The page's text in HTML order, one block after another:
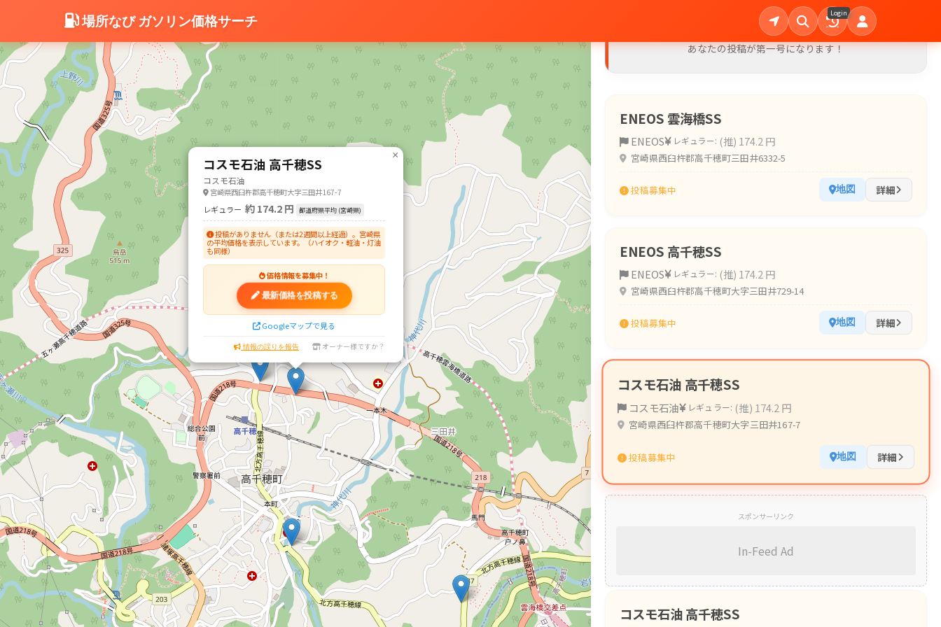
場所なび ガソリン価格サーチ Login
コスモ石油 高千穂SS
コスモ石油
宮崎県西臼杵郡高千穂町大字三田井167-7
レギュラー 約 174.2 円 都道府県平均 (宮崎県)
投稿がありません（または2週間以上経過）。宮崎県
の平均価格を表示しています。（ハイオク・軽油・灯油
も同様）
価格情報を募集中！
最新価格を投稿する
Googleマップで見る
情報の誤りを報告 オーナー様ですか？
×
確定した価格情報がまだありません。
周辺の統計データから推定価格を表示しています。
あなたの投稿が第一号になります！
ENEOS 雲海橋SS
ENEOS レギュラー: (推) 174.2 円
宮崎県西臼杵郡高千穂町三田井6332-5
投稿募集中 地図 詳細
ENEOS 高千穂SS
ENEOS レギュラー: (推) 174.2 円
宮崎県西臼杵郡高千穂町大字三田井729-14
投稿募集中 地図 詳細
コスモ石油 高千穂SS
コスモ石油 レギュラー: (推) 174.2 円
宮崎県西臼杵郡高千穂町大字三田井167-7
投稿募集中 地図 詳細
スポンサーリンク
In-Feed Ad
コスモ石油 高千穂SS